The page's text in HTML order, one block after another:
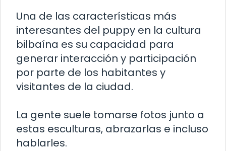
Una de las características más
interesantes del puppy en la cultura
bilbaína es su capacidad para
generar interacción y participación
por parte de los habitantes y
visitantes de la ciudad.
La gente suele tomarse fotos junto a
estas esculturas, abrazarlas e incluso
hablarles.